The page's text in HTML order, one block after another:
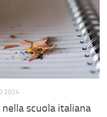
2024
scuola italiana